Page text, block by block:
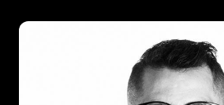
Inscribir